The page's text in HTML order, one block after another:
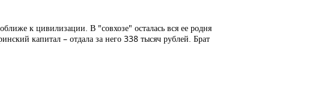
к цивилизации. В "совхозе" осталась вся ее родня
капитал – отдала за него 338 тысяч рублей. Брат